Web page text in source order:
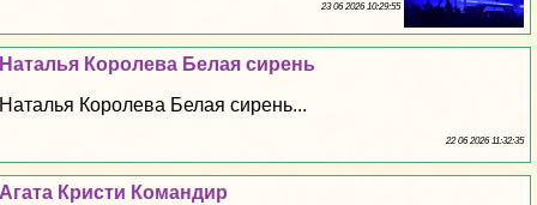
23 06 2026 10:29:55
Наталья Королева Белая сирень
Наталья Королева Белая сирень...
22 06 2026 11:32:35
Агата Кристи Комaндир